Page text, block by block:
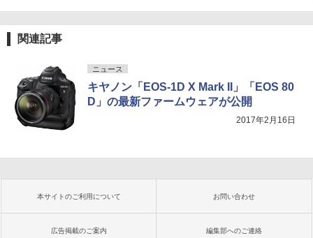
関連記事
ニュース
キヤノン「EOS-1D X Mark II」「EOS 80
D」の最新ファームウェアが公開
2017年2月16日
本サイトのご利用について お問い合わせ
広告掲載のご案内 編集部へのご連絡